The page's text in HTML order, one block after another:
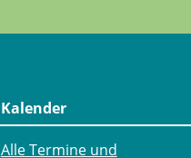
Kalender
Alle Termine und